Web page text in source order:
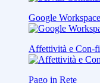
Google
Affettività e Con-
Pago in Rete